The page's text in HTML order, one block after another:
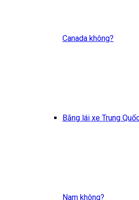
Canada không?
Bằng lái xe Trung
Nam không?